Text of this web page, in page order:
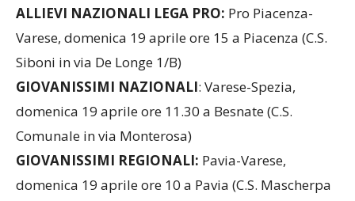
ALLIEVI NAZIONALI LEGA PRO: Pro Piacenza-
Varese, domenica 19 aprile ore 15 a Piacenza (C.S.
Siboni in via De Longe 1/B)
GIOVANISSIMI NAZIONALI: Varese-Spezia,
domenica 19 aprile ore 11.30 a Besnate (C.S.
Comunale in via Monterosa)
GIOVANISSIMI REGIONALI: Pavia-Varese,
domenica 19 aprile ore 10 a Pavia (C.S. Mascherpa